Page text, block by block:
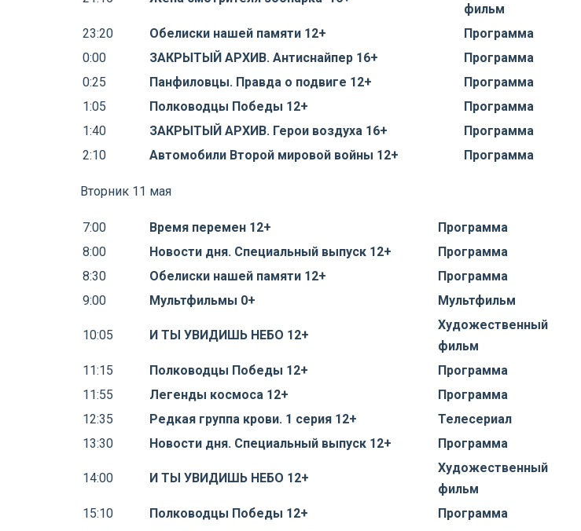
фильм
23:20
Обелиски нашей памяти 12+
Программа
0:00
ЗАКРЫТЫЙ АРХИВ. Антиснайпер 16+
Программа
0:25
Панфиловцы. Правда о подвиге 12+
Программа
1:05
Полководцы Победы 12+
Программа
1:40
ЗАКРЫТЫЙ АРХИВ. Герои воздуха 16+
Программа
2:10
Автомобили Второй мировой войны 12+ Программа
Вторник 11 мая
7:00 Время перемен 12+
Программа
8:00
Новости дня. Специальный выпуск 12+
Программа
8:30
Обелиски нашей памяти 12+
Программа
9:00
Мультфильмы 0+ Мультфильм
10:05 И ТЫ УВИДИШЬ НЕБО 12+
Художественный
фильм
11:15
Полководцы Победы 12+
Программа
11:55
Легенды космоса 12+
Программа
12:35
Редкая группа крови. 1 серия 12+
Телесериал
13:30
Новости дня. Специальный выпуск 12+ Программа
14:00 И ТЫ УВИДИШЬ НЕБО 12+
Художественный
фильм
15:10
Полководцы Победы 12+
Программа